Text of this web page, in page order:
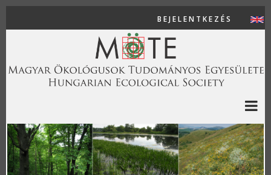
Ugrás a tartalomra
USER
BEJELENTKEZÉS